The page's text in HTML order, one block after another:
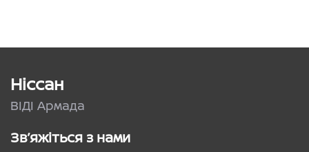
Ніссан
ВІДІ Армада
Зв’яжіться з нами